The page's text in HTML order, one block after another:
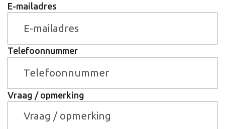
E-mailadres
Telefoonnummer
Vraag / opmerking